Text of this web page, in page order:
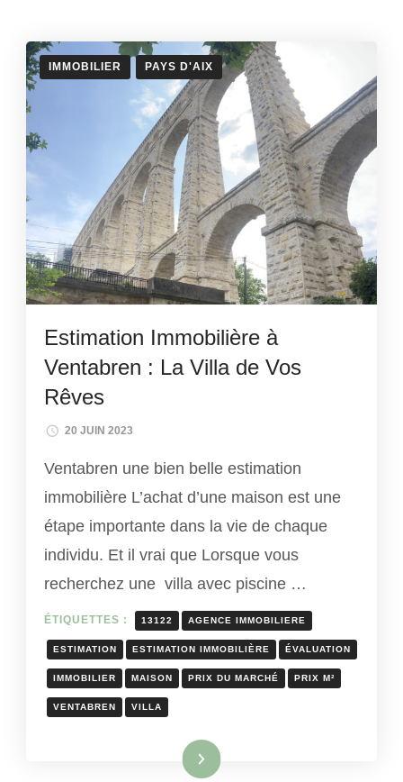
IMMOBILIER PAYS D'AIX
Estimation Immobilière à
Ventabren : La Villa de Vos
Rêves
20 JUIN 2023
Ventabren une bien belle estimation
immobilière L’achat d’une maison est une
étape importante dans la vie de chaque
individu. Et il vrai que Lorsque vous
recherchez une villa avec piscine …
ÉTIQUETTES : 13122 AGENCE IMMOBILIERE
ESTIMATION ESTIMATION IMMOBILIÈRE ÉVALUATION
IMMOBILIER MAISON PRIX DU MARCHÉ PRIX M²
VENTABREN VILLA
Lire la suite